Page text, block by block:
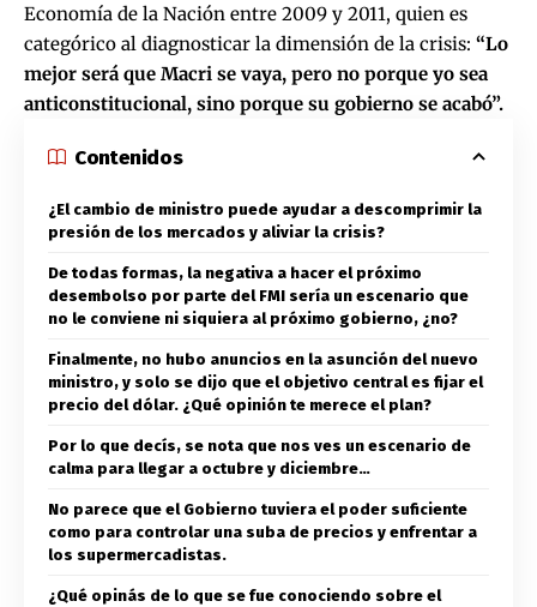
Economía de la Nación entre 2009 y 2011, quien es
categórico al diagnosticar la dimensión de la crisis: “Lo
mejor será que Macri se vaya, pero no porque yo sea
anticonstitucional, sino porque su gobierno se acabó”.
Contenidos
¿El cambio de ministro puede ayudar a descomprimir la
presión de los mercados y aliviar la crisis?
De todas formas, la negativa a hacer el próximo
desembolso por parte del FMI sería un escenario que
no le conviene ni siquiera al próximo gobierno, ¿no?
Finalmente, no hubo anuncios en la asunción del nuevo
ministro, y solo se dijo que el objetivo central es fijar el
precio del dólar. ¿Qué opinión te merece el plan?
Por lo que decís, se nota que nos ves un escenario de
calma para llegar a octubre y diciembre…
No parece que el Gobierno tuviera el poder suficiente
como para controlar una suba de precios y enfrentar a
los supermercadistas.
¿Qué opinás de lo que se fue conociendo sobre el